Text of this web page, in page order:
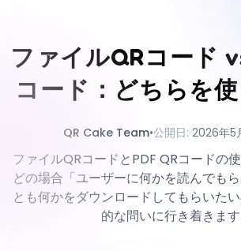
ドキュメント
ヘルプ
ファイルQRコード
コード：どちらを
QR Cake Team•公開日: 2026年5
ファイルQRコードとPDF QRコードの
どの場合「ユーザーに何かを読んでも
とも何かをダウンロードしてもらいた
的な問いに行き着きます